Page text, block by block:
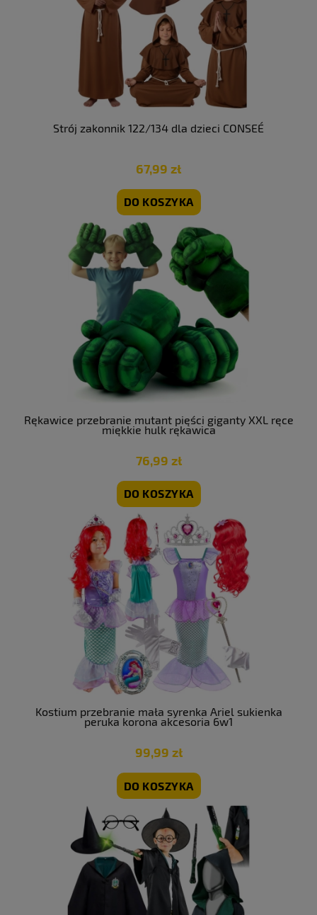
Strój zakonnik 122/134 dla dzieci CONSEÉ
67,99 zł
DO KOSZYKA
Rękawice przebranie mutant pięści giganty XXL ręce
miękkie hulk rękawica
76,99 zł
DO KOSZYKA
Kostium przebranie mała syrenka Ariel sukienka
peruka korona akcesoria 6w1
99,99 zł
DO KOSZYKA